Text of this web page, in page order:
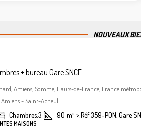
NOUVEAUX
+ bureau Gare SNCF
Amiens, Somme, Hauts-de-France, France
- Saint-Acheul
Chambres:3 90 m² >:Réf 359-PON, Gare
MAISONS